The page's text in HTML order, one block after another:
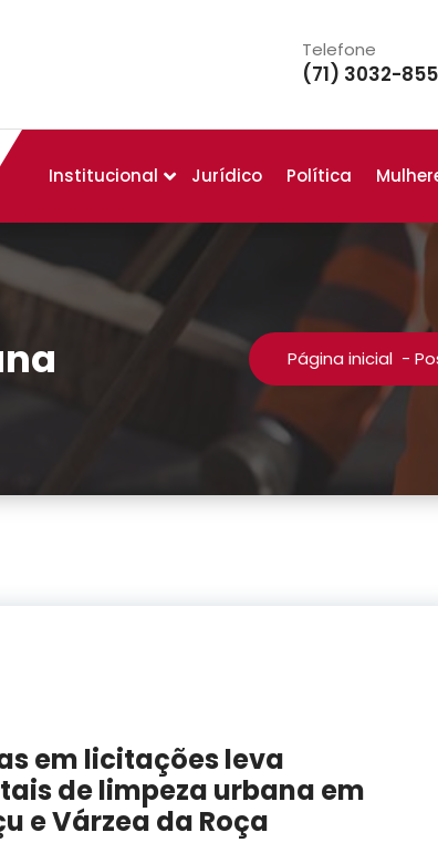
Telefone
(71) 3032-
Institucional Jurídico Política
Página inicial -
em licitações leva
de limpeza urbana em
e Várzea da Roça